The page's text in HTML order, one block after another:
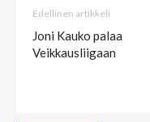
Edellinen artikkeli
Joni Kauko palaa
Veikkausliigaan